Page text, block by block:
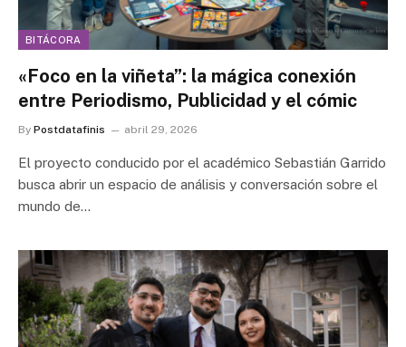
BITÁCORA
«Foco en la viñeta”: la mágica conexión
entre Periodismo, Publicidad y el cómic
By Postdatafinis abril 29, 2026
El proyecto conducido por el académico Sebastián Garrido
busca abrir un espacio de análisis y conversación sobre el
mundo de…